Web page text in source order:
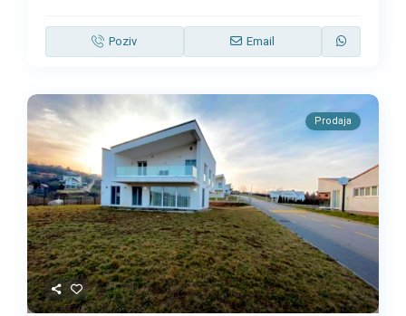
Poziv Email
Prodaja